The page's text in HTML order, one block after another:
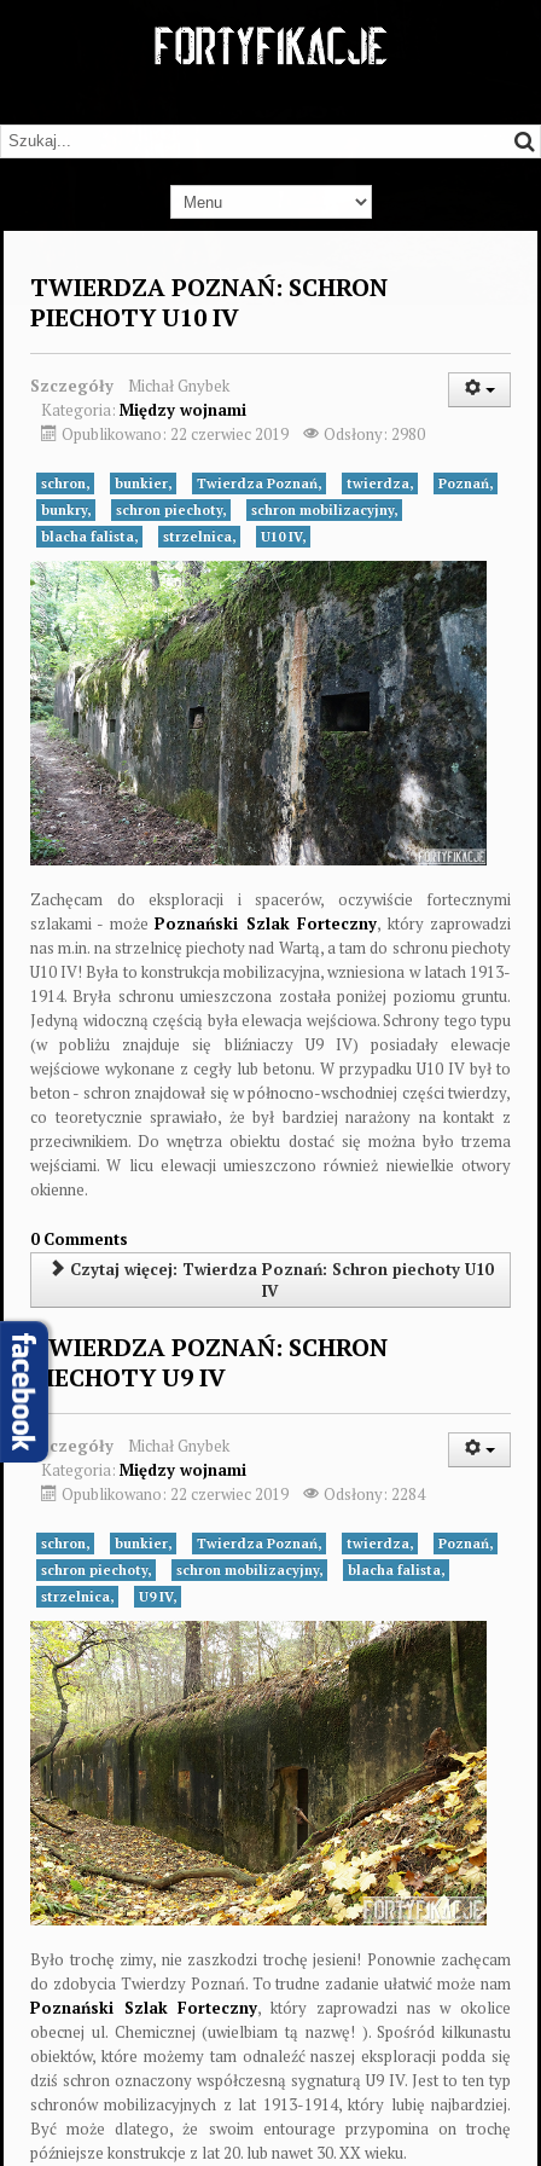
TWIERDZA POZNAŃ: SCHRON
PIECHOTY U10 IV
Szczegóły
Michał Gnybek
Kategoria: Między wojnami
Opublikowano: 22 czerwiec 2019
Odsłony: 2980
schron, bunkier, Twierdza Poznań, twierdza,
Poznań,
bunkry,
schron piechoty,
schron mobilizacyjny,
blacha falista,
strzelnica, U10 IV,
Zachęcam do eksploracji i spacerów, oczywiście fortecznymi
szlakami - możePoznański Szlak Forteczny, który zaprowadzi
nas m.in. na strzelnicę piechoty nad Wartą, a tam do schronu piechoty
U10 IV! Była to konstrukcja mobilizacyjna, wzniesiona w latach 1913-
1914. Bryła schronu umieszczona została poniżej poziomu gruntu.
Jedyną widoczną częścią była elewacja wejściowa. Schrony tego typu
(w pobliżu znajduje się bliźniaczy U9 IV) posiadały elewacje
wejściowe wykonane z cegły lub betonu. W przypadku U10 IV był to
beton - schron znajdował się w północno-wschodniej części twierdzy,
co teoretycznie sprawiało, że był bardziej narażony na kontakt z
przeciwnikiem. Do wnętrza obiektu dostać się można było trzema
wejściami. W licu elewacji umieszczono również niewielkie otwory
okienne.
0 Comments
Czytaj więcej: Twierdza Poznań: Schron piechoty U10
IV
TWIERDZA POZNAŃ: SCHRON
PIECHOTY U9 IV
Szczegóły
Michał Gnybek
Kategoria: Między wojnami
Opublikowano: 22 czerwiec 2019
Odsłony: 2284
schron, bunkier, Twierdza Poznań, twierdza,
Poznań,
schron piechoty,
schron mobilizacyjny,
blacha falista,
strzelnica,
U9 IV,
Było trochę zimy, nie zaszkodzi trochę jesieni! Ponownie zachęcam
do zdobycia Twierdzy Poznań. To trudne zadanie ułatwić może nam
Poznański Szlak Forteczny, który zaprowadzi nas w okolice
obecnej ul. Chemicznej (uwielbiam tą nazwę! ). Spośród kilkunastu
obiektów, które możemy tam odnaleźć naszej eksploracji podda się
dziś schron oznaczony współczesną sygnaturą U9 IV. Jest to ten typ
schronów mobilizacyjnych z lat 1913-1914, który lubię najbardziej.
Być może dlatego, że swoim entourage przypomina on trochę
późniejsze konstrukcje z lat 20. lub nawet 30. XX wieku.